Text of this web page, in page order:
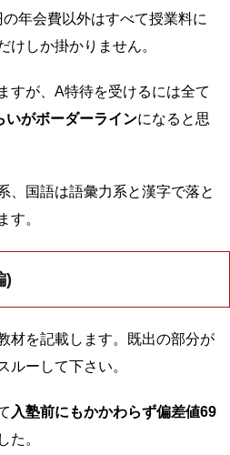
年会費以外はすべて授業料に
けしか掛かりません。
すが、A特待を受けるには全て
いがボーダーラインになると思
、国語は語彙力系と漢字で落と
す。
)
材を記載します。既出の部分が
ルーして下さい。
入塾前にもかかわらず偏差値69
た。